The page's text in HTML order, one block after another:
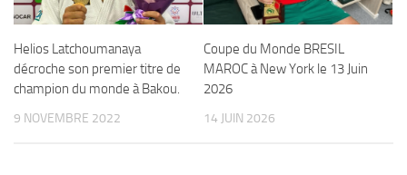
Helios Latchoumanaya
décroche son premier titre de
champion du monde à Bakou.
9 NOVEMBRE 2022
Coupe du Monde BRESIL
MAROC à New York le 13 Juin
2026
14 JUIN 2026